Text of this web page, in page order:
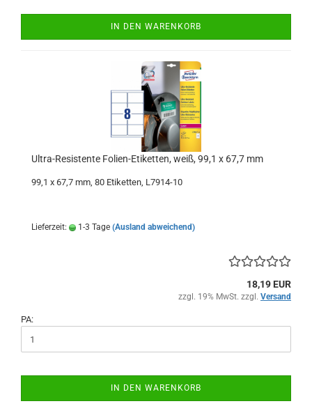
IN DEN WARENKORB
Ultra-Resistente Folien-Etiketten, weiß, 99,1 x 67,7 mm
99,1 x 67,7 mm, 80 Etiketten, L7914-10
Lieferzeit: 1-3 Tage (Ausland abweichend)
18,19 EUR
zzgl. 19% MwSt. zzgl. Versand
PA:
IN DEN WARENKORB